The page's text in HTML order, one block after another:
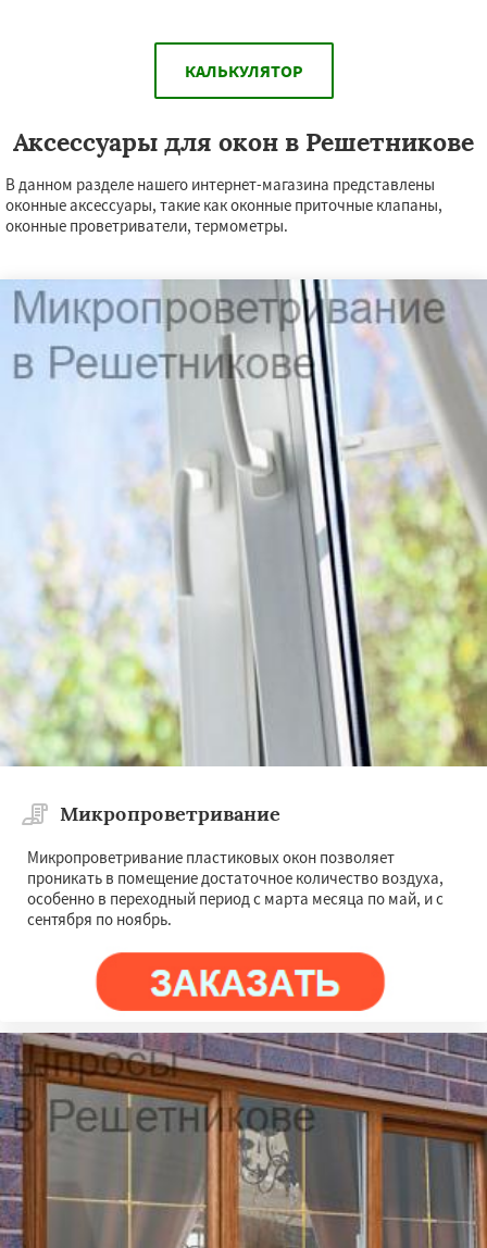
КАЛЬКУЛЯТОР
Аксессуары для окон в Решетникове
В данном разделе нашего интернет-магазина представлены
оконные аксессуары, такие как оконные приточные клапаны,
оконные проветриватели, термометры.
Микропроветривание
Микропроветривание пластиковых окон позволяет
проникать в помещение достаточное количество воздуха,
особенно в переходный период с марта месяца по май, и с
сентября по ноябрь.